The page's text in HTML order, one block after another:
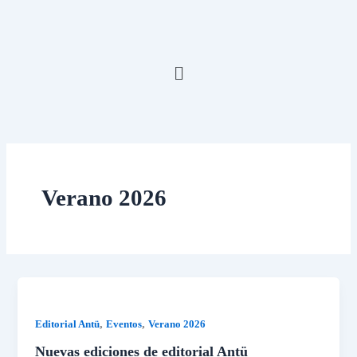
Menú
Verano 2026
Editorial Antü,Eventos,Verano 2026
Nuevas ediciones de editorial Antü